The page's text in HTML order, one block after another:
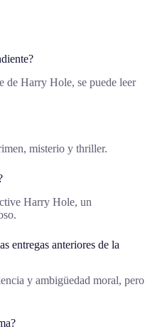
de Harry Hole, se puede leer
misterio y thriller.
Harry Hole, un
entregas anteriores de la
y ambigüedad moral, pero